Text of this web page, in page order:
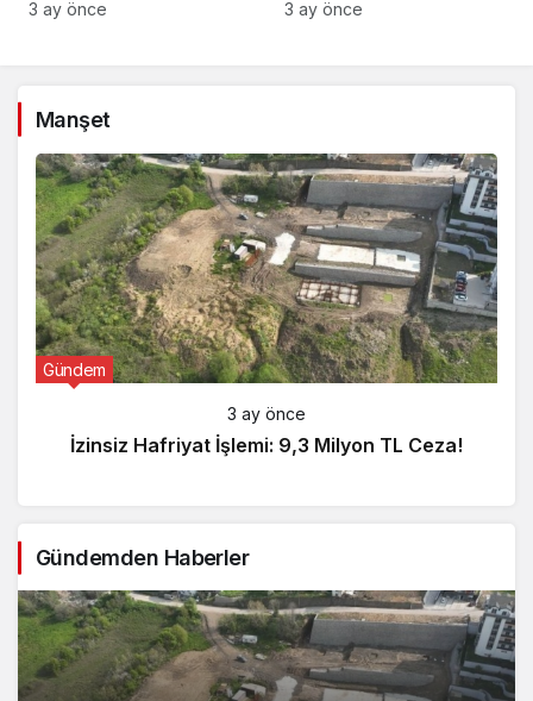
Gözaltı!
3 ay önce 3 ay önce
Manşet
Gündem
3 ay önce
İzinsiz Hafriyat İşlemi: 9,3 Milyon TL Ceza!
Gündemden Haberler